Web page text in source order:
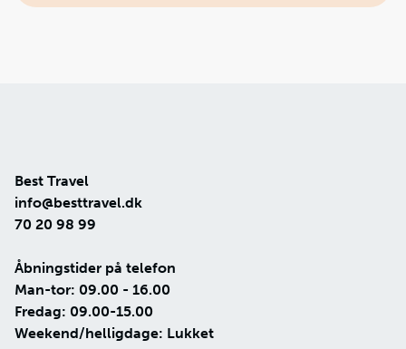
Best Travel
info@besttravel.dk
70 20 98 99
Åbningstider på telefon
Man-tor: 09.00 - 16.00
Fredag: 09.00-15.00
Weekend/helligdage: Lukket